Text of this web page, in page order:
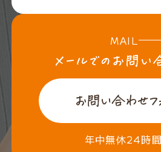
MAIL
年中無休24時